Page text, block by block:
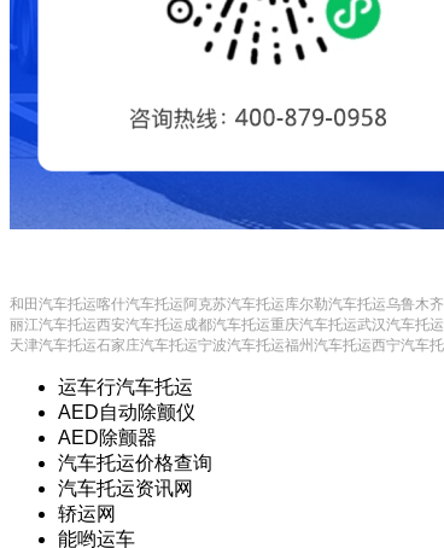
和田汽车托运喀什汽车托运阿克苏汽车托运库尔勒汽车托运乌鲁木
丽江汽车托运西安汽车托运成都汽车托运重庆汽车托运武汉汽车托运
天津汽车托运石家庄汽车托运宁波汽车托运福州汽车托运西宁汽车
运车行汽车托运
AED自动除颤仪
AED除颤器
汽车托运价格查询
汽车托运资讯网
轿运网
能哟运车